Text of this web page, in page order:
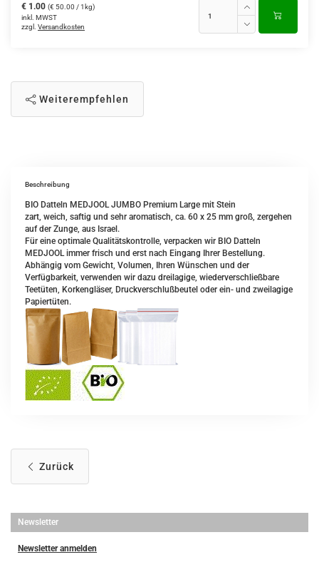
€ 1.00 (€ 50.00 / 1kg)
inkl. MWST
zzgl. Versandkosten
Weiterempfehlen
Beschreibung
BIO Datteln MEDJOOL JUMBO Premium Large mit Stein
zart, weich, saftig und sehr aromatisch, ca. 60 x 25 mm groß, zergehen
auf der Zunge, aus Israel.
Für eine optimale Qualitätskontrolle, verpacken wir BIO Datteln
MEDJOOL immer frisch und erst nach Eingang Ihrer Bestellung.
Abhängig vom Gewicht, Volumen, Ihren Wünschen und der
Verfügbarkeit, verwenden wir dazu dreilagige, wiederverschließbare
Teetüten, Korkengläser, Druckverschlußbeutel oder ein- und zweilagige
Papiertüten.
Zurück
Newsletter
Newsletter anmelden